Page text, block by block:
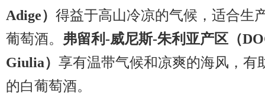
Adige） 得益于高山冷凉的气候，适合生
葡萄酒。 弗留利-威尼斯-朱利亚产区（
Giulia） 享有温带气候和凉爽的海风，有
的白葡萄酒。